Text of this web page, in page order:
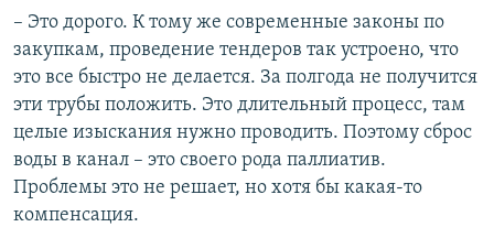
– Это дорого. К тому же современные законы по
закупкам, проведение тендеров так устроено, что
это все быстро не делается. За полгода не получится
эти трубы положить. Это длительный процесс, там
целые изыскания нужно проводить. Поэтому сброс
воды в канал – это своего рода паллиатив.
Проблемы это не решает, но хотя бы какая-то
компенсация.